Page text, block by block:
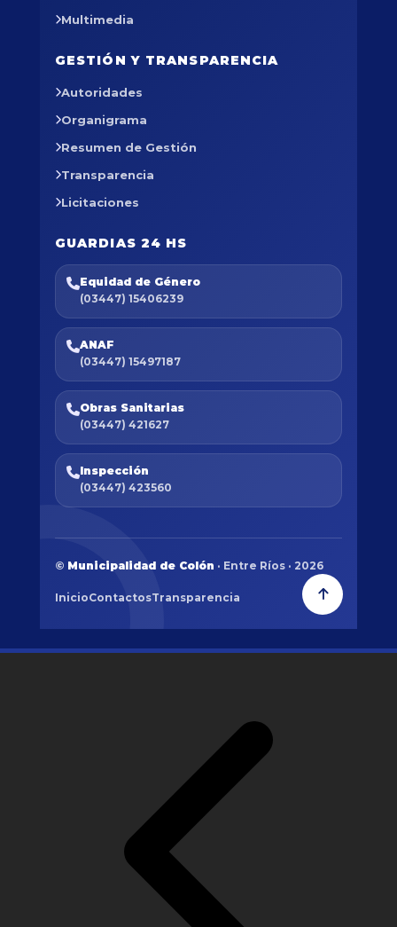
Multimedia
GESTIÓN Y TRANSPARENCIA
Autoridades
Organigrama
Resumen de Gestión
Transparencia
Licitaciones
GUARDIAS 24 HS
Equidad de Género
(03447) 15406239
ANAF
(03447) 15497187
Obras Sanitarias
(03447) 421627
Inspección
(03447) 423560
© Municipalidad de Colón · Entre Ríos · 2026
InicioContactosTransparencia